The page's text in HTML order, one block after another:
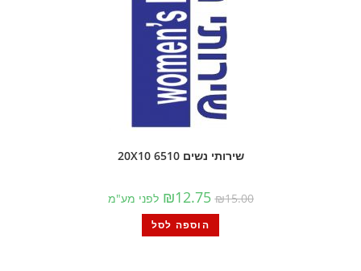
שירותי נשים 6510 20X10
₪15.00
₪12.75 לפני מע"מ
הוספה לסל